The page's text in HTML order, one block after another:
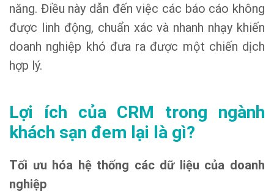
năng. Điều này dẫn đến việc các báo cáo không
được linh động, chuẩn xác và nhanh nhạy khiến
doanh nghiệp khó đưa ra được một chiến dịch
hợp lý.
Lợi ích của CRM trong ngành
khách sạn đem lại là gì?
Tối ưu hóa hệ thống các dữ liệu của doanh
nghiệp